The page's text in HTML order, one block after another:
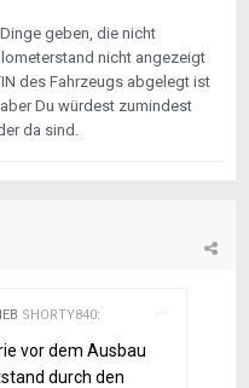
geben, die nicht
nicht angezeigt
des Fahrzeugs abgelegt ist
Du würdest zumindest
da sind.
SHORTY840:
vor dem Ausbau
durch den